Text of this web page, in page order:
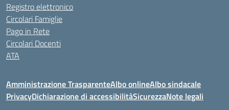
Registro elettronico
Circolari Famiglie
Pago in Rete
Circolari Docenti
ATA
Amministrazione TrasparenteAlbo onlineAlbo sindacale
PrivacyDichiarazione di accessibilitàSicurezzaNote legali